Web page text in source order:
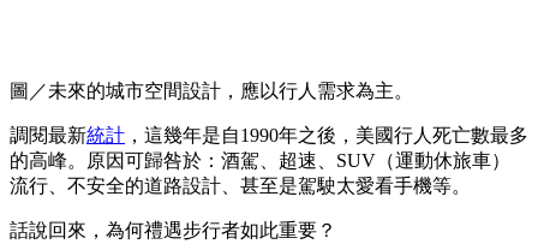
圖／未來的城市空間設計，應以行人需求為主。
調閱最新統計 ，這幾年是自1990年之後，美國行人死亡數最多
的高峰。原因可歸咎於：酒駕、超速、SUV（運動休旅車）
流行、不安全的道路設計、甚至是駕駛太愛看手機等。
話說回來，為何禮遇步行者如此重要？